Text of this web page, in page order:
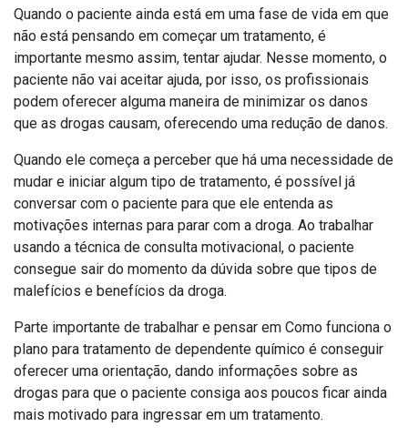
Quando o paciente ainda está em uma fase de vida em que
não está pensando em começar um tratamento, é
importante mesmo assim, tentar ajudar. Nesse momento, o
paciente não vai aceitar ajuda, por isso, os profissionais
podem oferecer alguma maneira de minimizar os danos
que as drogas causam, oferecendo uma redução de danos.
Quando ele começa a perceber que há uma necessidade de
mudar e iniciar algum tipo de tratamento, é possível já
conversar com o paciente para que ele entenda as
motivações internas para parar com a droga. Ao trabalhar
usando a técnica de consulta motivacional, o paciente
consegue sair do momento da dúvida sobre que tipos de
malefícios e benefícios da droga.
Parte importante de trabalhar e pensar em Como funciona o
plano para tratamento de dependente químico é conseguir
oferecer uma orientação, dando informações sobre as
drogas para que o paciente consiga aos poucos ficar ainda
mais motivado para ingressar em um tratamento.